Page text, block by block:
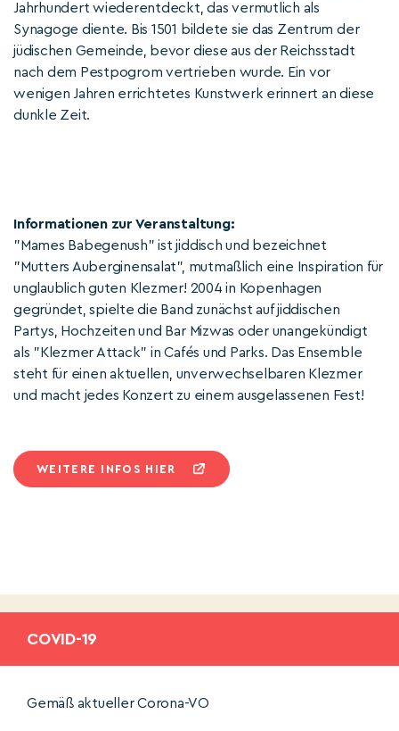
Jahrhundert wiederentdeckt, das vermutlich als
Synagoge diente. Bis 1501 bildete sie das Zentrum der
jüdischen Gemeinde, bevor diese aus der Reichsstadt
nach dem Pestpogrom vertrieben wurde. Ein vor
wenigen Jahren errichtetes Kunstwerk erinnert an diese
dunkle Zeit.
Informationen zur Veranstaltung:
"Mames Babegenush" ist jiddisch und bezeichnet
"Mutters Auberginensalat", mutmaßlich eine Inspiration für
unglaublich guten Klezmer! 2004 in Kopenhagen
gegründet, spielte die Band zunächst auf jiddischen
Partys, Hochzeiten und Bar Mizwas oder unangekündigt
als "Klezmer Attack" in Cafés und Parks. Das Ensemble
steht für einen aktuellen, unverwechselbaren Klezmer
und macht jedes Konzert zu einem ausgelassenen Fest!
WEITERE INFOS HIER
COVID-19
Gemäß aktueller Corona-VO